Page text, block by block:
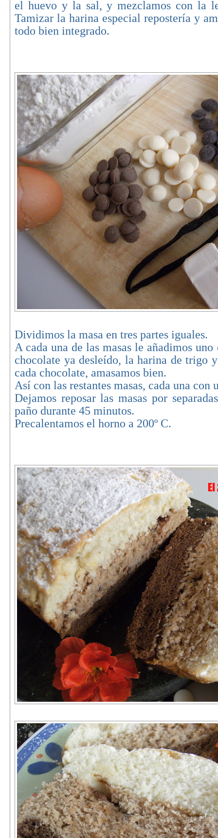
el huevo y la sal, y mezclamos con la
Tamizar la harina especial repostería y
todo bien integrado.
Dividimos la masa en tres partes iguales.
A cada una de las masas le añadimos
chocolate ya desleído, la harina de trigo
cada chocolate, amasamos bien.
Así con las restantes masas, cada una con
Dejamos reposar las masas por
paño durante 45 minutos.
Precalentamos el horno a 200º C.